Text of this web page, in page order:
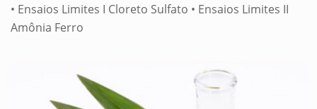
• Ensaios Limites I Cloreto Sulfato • Ensaios Limites II
Amônia Ferro